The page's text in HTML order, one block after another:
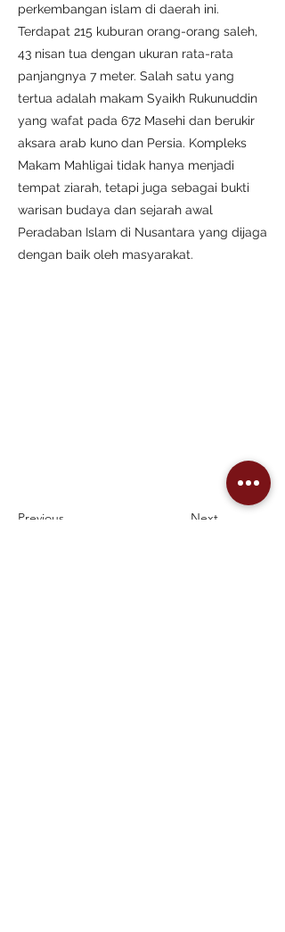
perkembangan islam di daerah ini.
Terdapat 215 kuburan orang-orang saleh,
43 nisan tua dengan ukuran rata-rata
panjangnya 7 meter. Salah satu yang
tertua adalah makam Syaikh Rukunuddin
yang wafat pada 672 Masehi dan berukir
aksara arab kuno dan Persia. Kompleks
Makam Mahligai tidak hanya menjadi
tempat ziarah, tetapi juga sebagai bukti
warisan budaya dan sejarah awal
Peradaban Islam di Nusantara yang dijaga
dengan baik oleh masyarakat.
Previous Next